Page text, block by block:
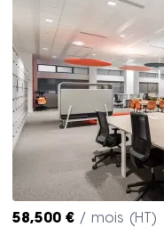
58,500 € / mois (HT)